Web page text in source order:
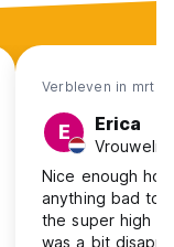
Verbleven in mrt
E Erica
Nice enough
anything bad to
the super high
was a bit